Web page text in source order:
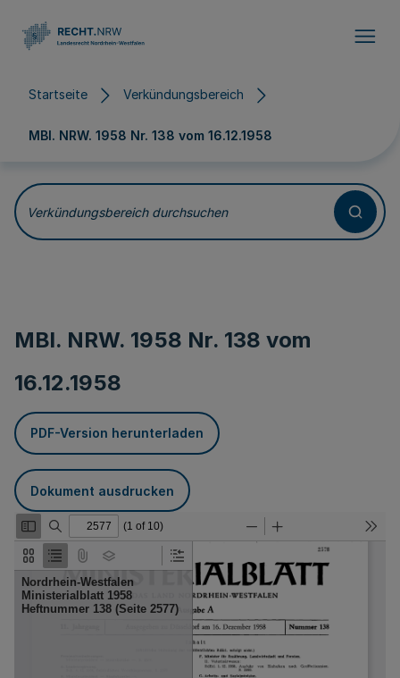
Startseite Verkündungsbereich
MBl. NRW. 1958 Nr. 138 vom 16.12.1958
Verkündungsbereich durchsuchen
MBl. NRW. 1958 Nr. 138 vom
16.12.1958
PDF-Version herunterladen
Dokument ausdrucken